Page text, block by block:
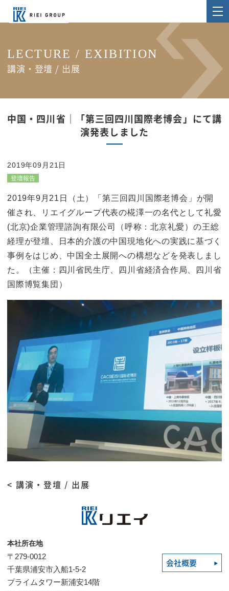
LECTURE / EXIBITION
講演・登壇 / 出展
中国・四川省｜「第三回四川国際老博会」にて講
演発表しました
2019年09月21日
登壇報告
2019年9月21日（土）「第三回四川国際老博会」が開
催され、リエイグループ代表の椛澤一の名代として礼愛
(北京)企業管理諮詢有限公司（呼称：北京礼愛）の王総
経理が登壇、日本的介護の中国現地化への実践に基づく
事例をはじめ、中国全土展開への構想などを発表しまし
た。（主催：四川省民生庁、四川省経済合作局、四川省
国際博覧集団）
< 講演・登壇 / 出展
本社所在地
〒279-0012
千葉県浦安市入船1-5-2
プライムタワー新浦安14階
会社概要